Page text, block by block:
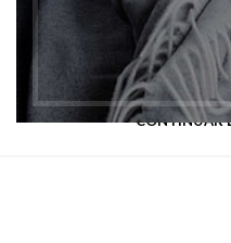
Política de Privacidad
KITCHEN SUMINISTROS
dispuesto en
CONTINUAR